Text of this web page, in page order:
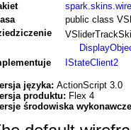
public class
IStateClient2
języka: ActionScript 3.0
produktu: Flex 4
środowiska